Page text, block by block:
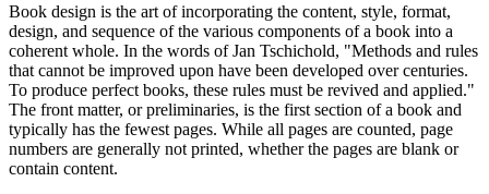
Book design is the art of incorporating the content, style, format,
design, and sequence of the various components of a book into a
coherent whole. In the words of Jan Tschichold, "Methods and rules
that cannot be improved upon have been developed over centuries.
To produce perfect books, these rules must be revived and applied."
The front matter, or preliminaries, is the first section of a book and
typically has the fewest pages. While all pages are counted, page
numbers are generally not printed, whether the pages are blank or
contain content.